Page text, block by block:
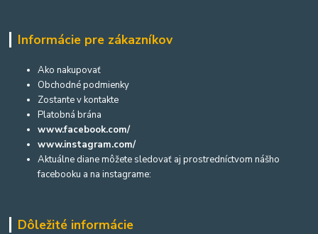
Informácie pre zákazníkov
Ako nakupovať
Obchodné podmienky
Zostante v kontakte
Platobná brána
www.facebook.com/
www.instagram.com/
Aktuálne diane môžete sledovať aj prostredníctvom nášho
facebooku a na instagrame:
Dôležité informácie